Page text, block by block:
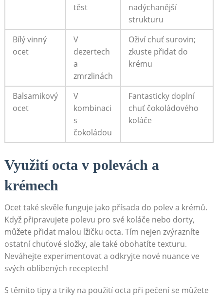
těst
nadýchanější
strukturu
Bílý vinný
ocet
V
dezertech
a
zmrzlinách
Oživí chuť surovin;
zkuste‍ přidat do
krému
Balsamikový
ocet
V
kombinaci
s‌
čokoládou
Fantasticky doplní
chuť čokoládového
koláče
Využití octa v polevách a
krémech
Ocet také skvěle funguje jako přísada do polev a ⁢krémů.
Když připravujete ⁢polevu pro své koláče nebo dorty,
můžete přidat malou lžičku octa. Tím nejen zvýrazníte⁢
ostatní chuťové složky, ‍ale ⁢také obohatíte texturu.
Neváhejte experimentovat a ⁣odkryjte nové nuance⁤ ve
svých oblíbených receptech!
S těmito tipy a triky na použití octa‌ při pečení se můžete⁢